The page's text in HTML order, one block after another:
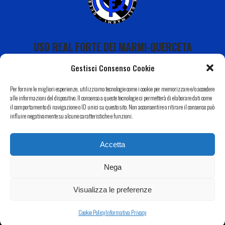
Gestisci Consenso Cookie
Per fornire le migliori esperienze, utilizziamo tecnologie come i cookie per memorizzare e/o accedere
alle informazioni del dispositivo. Il consenso a queste tecnologie ci permetterà di elaborare dati come
il comportamento di navigazione o ID unici su questo sito. Non acconsentire o ritirare il consenso può
influire negativamente su alcune caratteristiche e funzioni.
Accetta
Nega
Visualizza le preferenze
Cookie PolicyInformativa Privacy
USD REAL FORTE DEI MARMI-QUERCETA
Calendario
Il Nostro Territorio
Informativa Privacy–Cookie Policy| Web by